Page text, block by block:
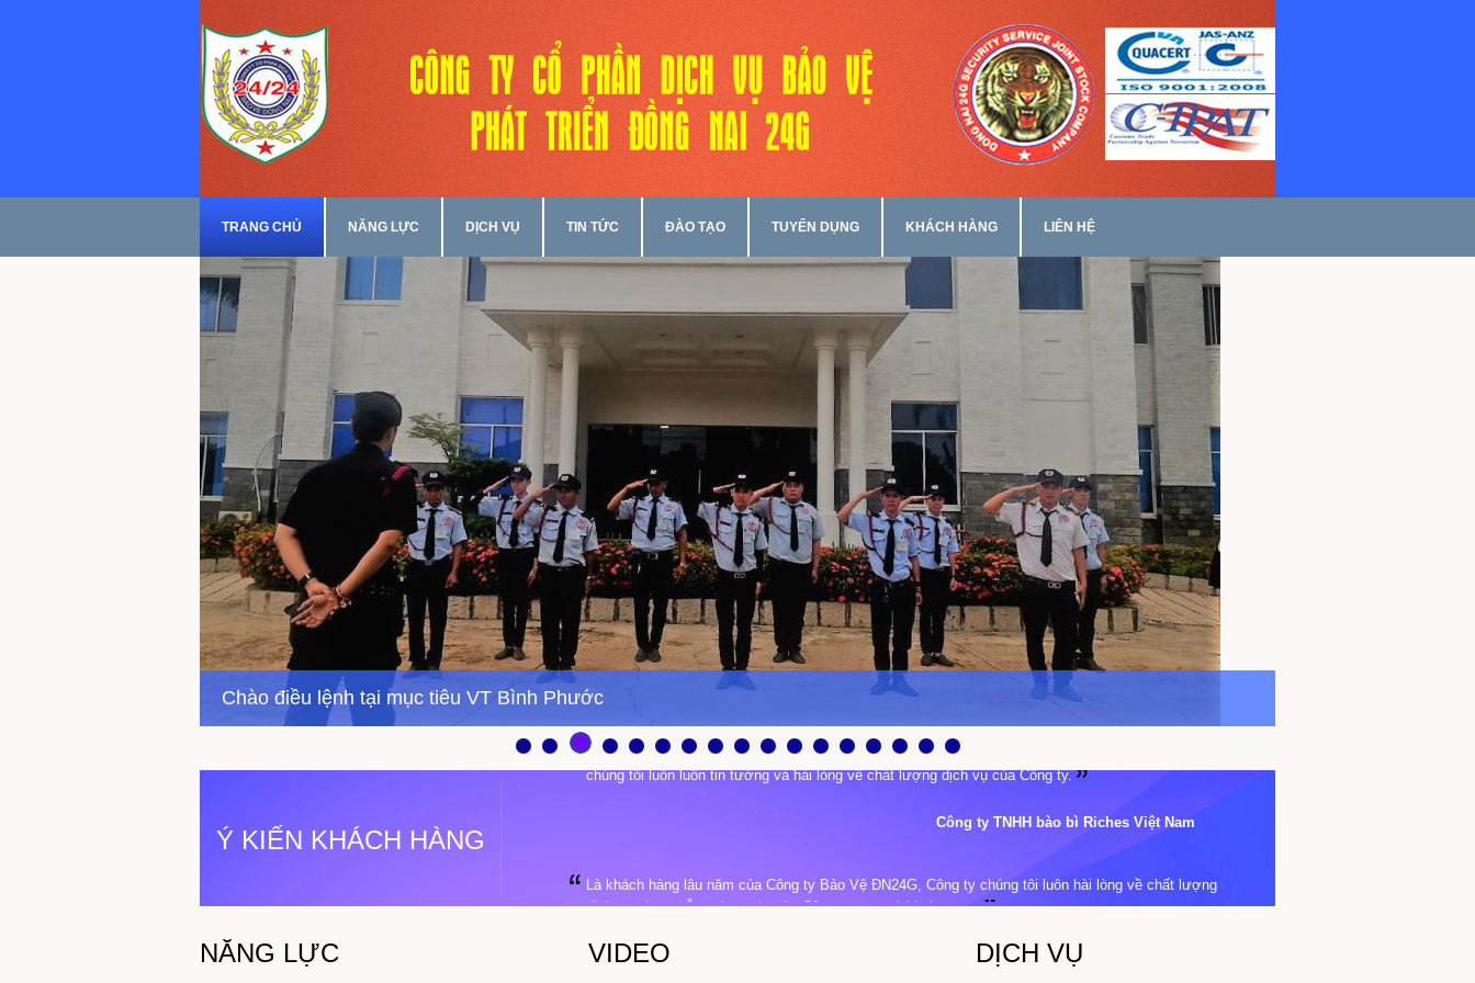
TRANG CHỦ NĂNG LỰC DỊCH VỤ TIN TỨC ĐÀO TẠO TUYỂN DỤNG KHÁCH HÀNG LIÊN HỆ
Chào điều lệnh tại mục tiêu VT Bình Phước
Ý KIẾN KHÁCH HÀNG
Công ty Bảo Vệ ĐN24G là một trong những nhà cung cấp dịch vụ bảo vệ tại nhà máy của chúng tôi,
chúng tôi luôn luôn tin tưởng và hài lòng về chất lượng dịch vụ của Công ty.
Là khách hàng lâu năm của Công ty Bảo Vệ ĐN24G, Công ty chúng tôi luôn hài lòng về chất lượng
dịch vụ và sự hỗ trợ hợp tác của Công ty trong thời gian qua.
Công ty TNHH Fujitsu Việt Nam
NĂNG LỰC VIDEO DỊCH VỤ